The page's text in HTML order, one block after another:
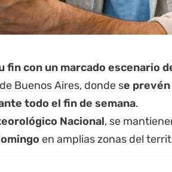
fin con un marcado escenario
Buenos Aires, donde se
todo el fin de semana.
Nacional, se
en amplias zonas del